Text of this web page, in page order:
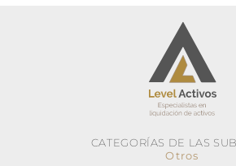
CATEGORÍAS DE LAS
Otros